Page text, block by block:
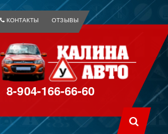
КОНТАКТЫ ОТЗЫВЫ
8-904-166-66-60